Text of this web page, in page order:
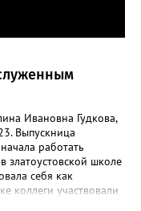
Ивановна Гудкова,
Выпускница
работать
златоустовской школе
себя как
коллеги участвовали